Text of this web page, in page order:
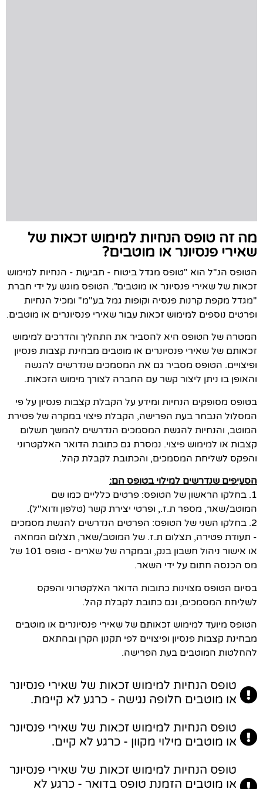
מה זה טופס הנחיות למימוש זכאות של
שאירי פנסיונר או מוטבים?
הטופס הנ"ל הוא "טופס מגדל ביטוח - תביעות - הנחיות למימוש
זכאות של שאירי פנסיונר או מוטבים". הטופס מוגש על ידי חברת
"מגדל מקפת קרנות פנסיה וקופות גמל בע"מ" ומכיל הנחיות
ופרטים נוספים למימוש זכאות עבור שאירי פנסיונרים או מוטבים.
המטרה של הטופס היא להסביר את התהליך והדרכים למימוש
זכאותם של שאירי פנסיונרים או מוטבים מבחינת קצבות פנסיון
ופיצויים. הטופס מסביר גם את המסמכים שנדרשים להגשה
והאופן בו ניתן ליצור קשר עם החברה לצורך מימוש הזכאות.
בטופס מסופקים הנחיות ומידע על הקבלת קצבות פנסיון על פי
המסלול הנבחר בעת הפרישה, הקבלת פיצוי במקרה של פטירת
המוטב, והנחיות להגשת המסמכים הנדרשים להמשך תשלום
קצבות או למימוש פיצוי. נמסרת גם כתובת הדואר האלקטרוני
והפקס לשליחת המסמכים, והכתובת לקבלת קהל.
הסעיפים שנדרשים למילוי בטופס הם:
1. בחלקו הראשון של הטופס: פרטים כלליים כמו שם
המוטב/שאר, מספר ת.ז., ופרטי יצירת קשר (טלפון ודוא"ל).
2. בחלקו השני של הטופס: הפרטים הנדרשים להגשת מסמכים
- תעודת פטירה, תצלום ת.ז. של המוטב/שאר, תצלום המחאה
או אישור ניהול חשבון בנק, ובמקרה של שארים - טופס 101 של
מס הכנסה חתום על ידי השאר.
בסיום הטופס מצוינות כתובות הדואר האלקטרוני והפקס
לשליחת המסמכים, וגם כתובת לקבלת קהל.
הטופס מיועד למימוש זכאותם של שאירי פנסיונרים או מוטבים
מבחינת קצבות פנסיון ופיצויים לפי תקנון הקרן ובהתאם
להחלטות המוטבים בעת הפרישה.
טופס הנחיות למימוש זכאות של שאירי פנסיונר
או מוטבים חלופה נגישה - כרגע לא קיימת.
טופס הנחיות למימוש זכאות של שאירי פנסיונר
או מוטבים מילוי מקוון - כרגע לא קיים.
טופס הנחיות למימוש זכאות של שאירי פנסיונר
או מוטבים הזמנת טופס בדואר - כרגע לא